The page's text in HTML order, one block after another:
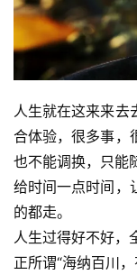
八
点
僧
高
僧
访
谈
心
乐
人生就在这来来去
合体验，很多事，
也不能调换，只能
给时间一点时间，
的都走。
人生过得好不好，
正所谓“海纳百川